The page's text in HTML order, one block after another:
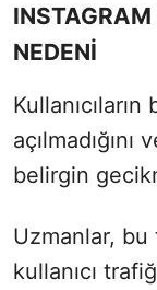
NEDENİ
belirgin
Uzmanlar, bu
kullanıcı